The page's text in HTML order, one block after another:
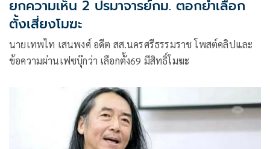
ยกความเห็น 2 ปรมาจารย์กม. ตอกย้ำเลือก
ตั้งเสี่ยงโมฆะ
นายเทพไท เสนพงศ์ อดีต สส.นครศรีธรรมราช โพสต์คลิปและ
ข้อความผ่านเฟซบุ๊กว่า เลือกตั้ง69 มีสิทธิ์โมฆะ